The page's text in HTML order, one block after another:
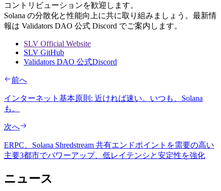
コントリビューションを歓迎します。
Solana の分散化と性能向上に共に取り組みましょう。最新情
報は Validators DAO 公式 Discord でご案内します。
SLV Official Website
SLV GitHub
Validators DAO 公式Discord
前へ
インターネット基本原則: 近ければ速い。いつも、Solana
も。
次へ
ERPC、Solana Shredstream 共有エンドポイントを需要の高い
主要3都市でパワーアップ、低レイテンシと安定性を強化
ニュース